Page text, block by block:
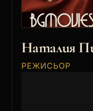
Наталия
РЕЖИСЬОР